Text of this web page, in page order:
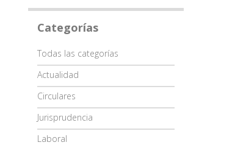
Categorías
Categoría
Todas las categorías
Actualidad
Circulares
Jurisprudencia
Laboral